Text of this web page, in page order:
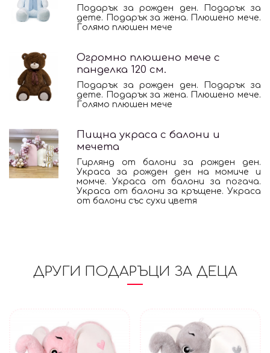
Подарък за рожден ден. Подарък за
дете. Подарък за жена. Плюшено мече.
Голямо плюшен мече
Огромно плюшено мече с
панделка 120 см.
Подарък за рожден ден. Подарък за
дете. Подарък за жена. Плюшено мече.
Голямо плюшен мече
Пищна украса с балони и
мечета
Гирлянд от балони за рожден ден.
Украса за рожден ден на момиче и
момче. Украса от балони за погача.
Украса от балони за кръщене. Украса
от балони със сухи цветя
ДРУГИ ПОДАРЪЦИ ЗА ДЕЦА